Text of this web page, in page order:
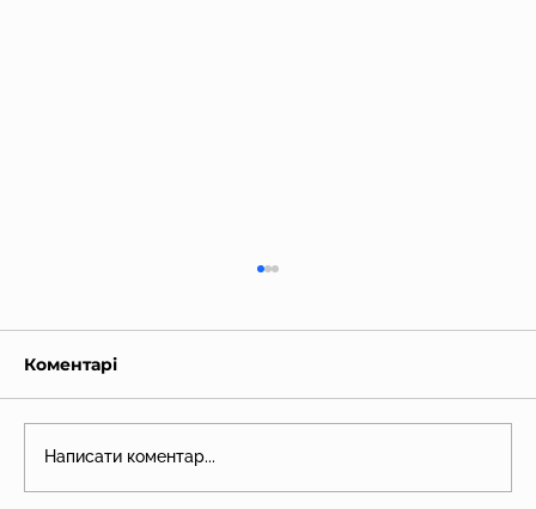
Коментарі
Написати коментар...